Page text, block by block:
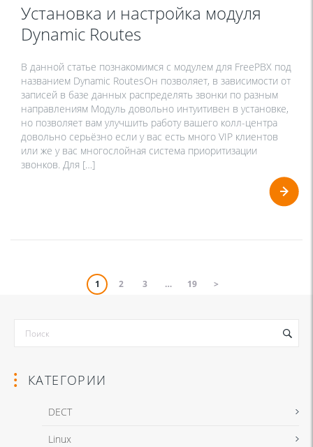
Установка и настройка модуля
Dynamic Routes
В данной статье познакомимся с модулем для FreePBX под
названием Dynamic RoutesОн позволяет, в зависимости от
записей в базе данных распределять звонки по разным
направлениям Модуль довольно интуитивен в установке,
но позволяет вам улучшить работу вашего колл-центра
довольно серьёзно если у вас есть много VIP клиентов
или же у вас многослойная система приоритизации
звонков. Для […]
1 2 3 … 19 >
КАТЕГОРИИ
DECT
Linux